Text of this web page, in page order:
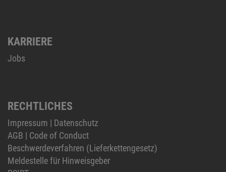
KARRIERE
Jobs
RECHTLICHES
Impressum | Datenschutz
AGB | Code of Conduct
Beschwerdeverfahren (Lieferkettengesetz)
Meldestelle für Hinweisgeber